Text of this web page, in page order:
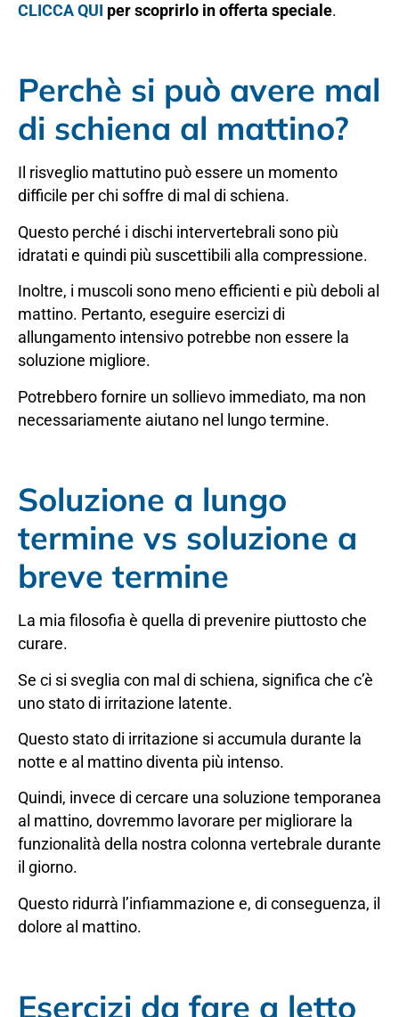
CLICCA QUI per scoprirlo in offerta speciale.
Perchè si può avere mal
di schiena al mattino?
Il risveglio mattutino può essere un momento
difficile per chi soffre di mal di schiena.
Questo perché i dischi intervertebrali sono più
idratati e quindi più suscettibili alla compressione.
Inoltre, i muscoli sono meno efficienti e più deboli al
mattino. Pertanto, eseguire esercizi di
allungamento intensivo potrebbe non essere la
soluzione migliore.
Potrebbero fornire un sollievo immediato, ma non
necessariamente aiutano nel lungo termine.
Soluzione a lungo
termine vs soluzione a
breve termine
La mia filosofia è quella di prevenire piuttosto che
curare.
Se ci si sveglia con mal di schiena, significa che c’è
uno stato di irritazione latente.
Questo stato di irritazione si accumula durante la
notte e al mattino diventa più intenso.
Quindi, invece di cercare una soluzione temporanea
al mattino, dovremmo lavorare per migliorare la
funzionalità della nostra colonna vertebrale durante
il giorno.
Questo ridurrà l’infiammazione e, di conseguenza, il
dolore al mattino.
Esercizi da fare a letto